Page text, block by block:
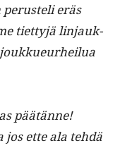
eräs
tiet­tyjä lin­jauk­
päätänne!
ette ala tehdä